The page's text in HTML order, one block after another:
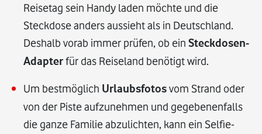
Reisetag sein Handy laden möchte und die
Steckdose anders aussieht als in Deutschland.
Deshalb vorab immer prüfen, ob ein Steckdosen-
Adapterfür das Reiseland benötigt wird.
Um bestmöglich Urlaubsfotosvom Strand oder
von der Piste aufzunehmen und gegebenenfalls
die ganze Familie abzulichten, kann ein Selfie-